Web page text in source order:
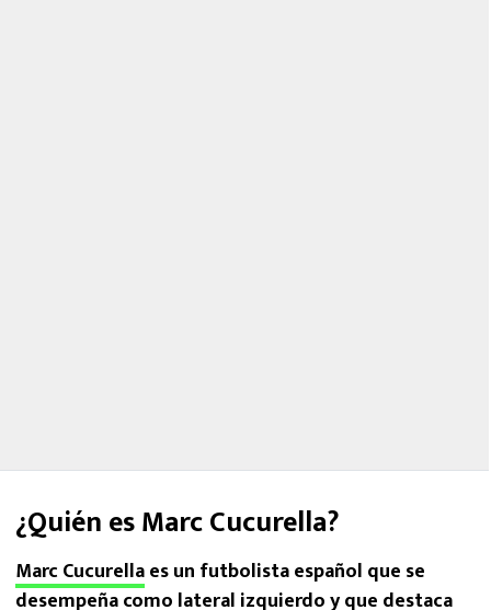
¿Quién es Marc Cucurella?
Marc Cucurellaes un futbolista español que se
desempeña como lateral izquierdo y que destaca